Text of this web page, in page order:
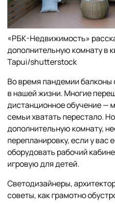
«РБК-Недвижимость»
дополнительную комнату в
Tapui/shutterstock
Во время пандемии балконы
в нашей жизни. Многие
дистанционное обучение —
семьи хватать перестало.
дополнительную комнату,
перепланировку, если у вас
оборудовать рабочий
игровую для детей.
Светодизайнеры,
советы, как грамотно